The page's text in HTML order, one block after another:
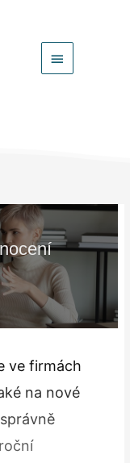
Hlavní
ve firmách
na nové